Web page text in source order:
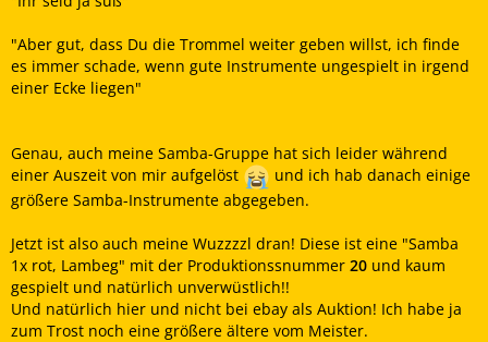
"Aber gut, dass Du die Trommel weiter geben willst, ich finde
es immer schade, wenn gute Instrumente ungespielt in irgend
einer Ecke liegen"
Genau, auch meine Samba-Gruppe hat sich leider während
einer Auszeit von mir aufgelöst
und ich hab danach einige
größere Samba-Instrumente abgegeben.
Jetzt ist also auch meine Wuzzzzl dran! Diese ist eine "Samba
1x rot, Lambeg" mit der Produktionssnummer 20 und kaum
gespielt und natürlich unverwüstlich!!
Und natürlich hier und nicht bei ebay als Auktion! Ich habe ja
zum Trost noch eine größere ältere vom Meister.